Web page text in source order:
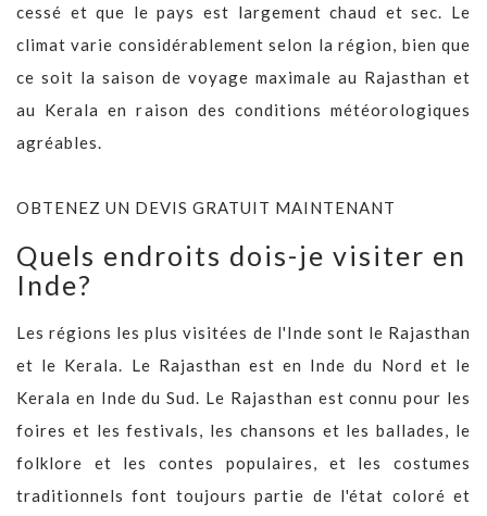
cessé et que le pays est largement chaud et sec. Le
climat varie considérablement selon la région, bien que
ce soit la saison de voyage maximale au Rajasthan et
au Kerala en raison des conditions météorologiques
agréables.
OBTENEZ UN DEVIS GRATUIT MAINTENANT
Quels endroits dois-je visiter en
Inde?
Les régions les plus visitées de l'Inde sont le Rajasthan
et le Kerala. Le Rajasthan est en Inde du Nord et le
Kerala en Inde du Sud. Le Rajasthan est connu pour les
foires et les festivals, les chansons et les ballades, le
folklore et les contes populaires, et les costumes
traditionnels font toujours partie de l'état coloré et